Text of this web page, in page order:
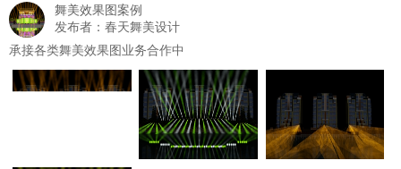
舞美效果图案例
发布者：春天舞美设计
承接各类舞美效果图业务合作中